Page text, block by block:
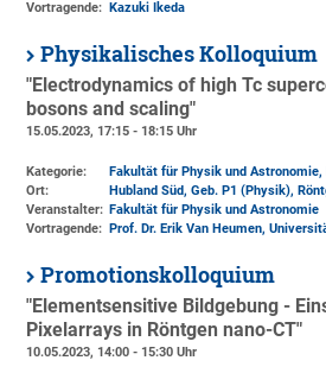
Vortragende:
Kazuki Ikeda
Physikalisches Kolloquium
"Electrodynamics of high Tc
bosons and scaling"
15.05.2023, 17:15 - 18:15 Uhr
Kategorie:
Fakultät für Physik und Astronomie,
Ort:
Hubland Süd, Geb. P1 (Physik),
Veranstalter: Fakultät für Physik und Astronomie
Vortragende: Prof. Dr. Erik Van Heumen,
Promotionskolloquium
"Elementsensitive Bildgebung -
Pixelarrays in Röntgen nano-CT"
10.05.2023, 14:00 - 15:30 Uhr